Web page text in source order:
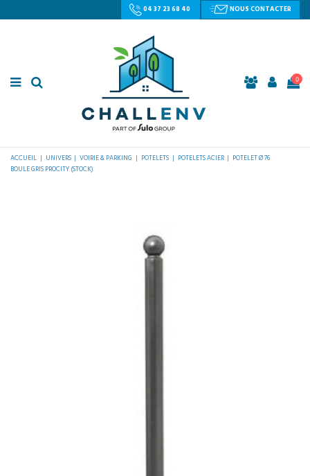
04 37 23 68 40 NOUS CONTACTER
0
ACCUEIL UNIVERS VOIRIE & PARKING POTELETS POTELETS ACIER
POTELET Ø 76
BOULE GRIS PROCITY (STOCK)